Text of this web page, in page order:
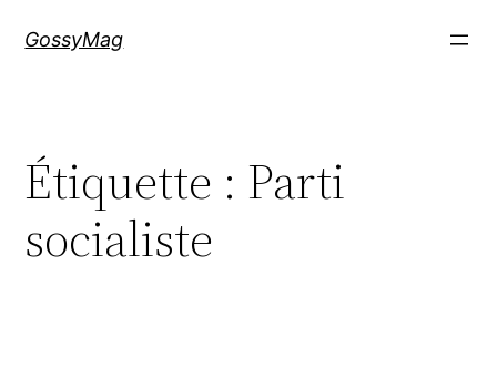
GossyMag
Étiquette : Parti
socialiste